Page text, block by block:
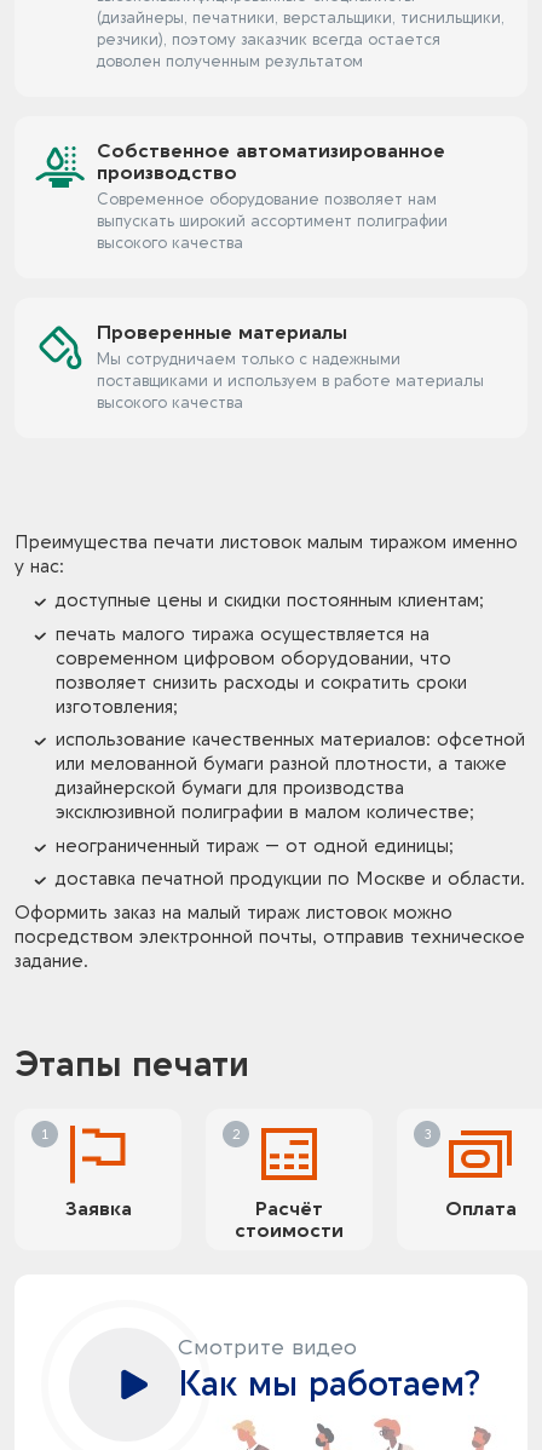
(дизайнеры, печатники, верстальщики, тиснильщики,
резчики), поэтому заказчик всегда остается
доволен полученным результатом
Собственное автоматизированное
производство
Современное оборудование позволяет нам
выпускать широкий ассортимент полиграфии
высокого качества
Проверенные материалы
Мы сотрудничаем только с надежными
поставщиками и используем в работе материалы
высокого качества
Преимущества печати листовок малым тиражом именно
у нас:
доступные цены и скидки постоянным клиентам;
печать малого тиража осуществляется на
современном цифровом оборудовании, что
позволяет снизить расходы и сократить сроки
изготовления;
использование качественных материалов: офсетной
или мелованной бумаги разной плотности, а также
дизайнерской бумаги для производства
эксклюзивной полиграфии в малом количестве;
неограниченный тираж — от одной единицы;
доставка печатной продукции по Москве и области.
Оформить заказ на малый тираж листовок можно
посредством электронной почты, отправив техническое
задание.
Этапы печати
Заявка
Расчёт
стоимости
Оплата
Смотрите видео
Как мы работаем?